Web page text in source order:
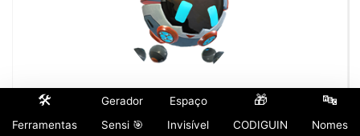
Robô
🛠️
Ferramentas
Gerador
Sensi 🎯
Espaço
Invisível
🎁
CODIGUIN
🔤
Nomes